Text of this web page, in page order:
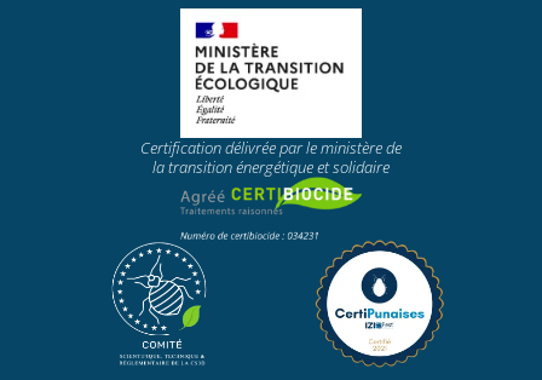
Certification délivrée par le ministère de
la transition énergétique et solidaire